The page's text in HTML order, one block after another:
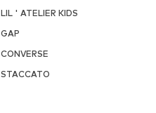
LIL ' ATELIER KIDS
GAP
CONVERSE
STACCATO